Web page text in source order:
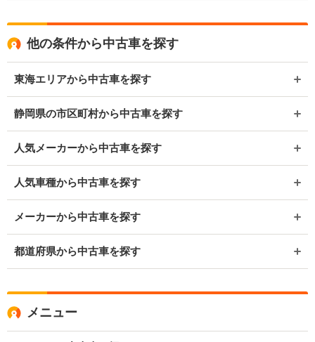
他の条件から中古車を探す
東海エリアから中古車を探す
静岡県の市区町村から中古車を探す
人気メーカーから中古車を探す
人気車種から中古車を探す
メーカーから中古車を探す
都道府県から中古車を探す
メニュー